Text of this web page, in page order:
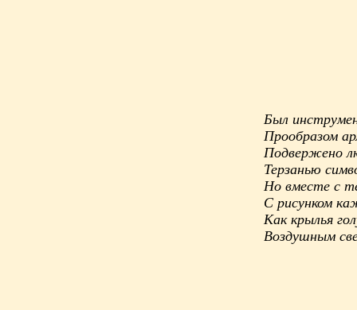
Был
Прообразом
Подвержено
Терзанью
Но вместе с
С рисунком
Как крылья
Воздушным